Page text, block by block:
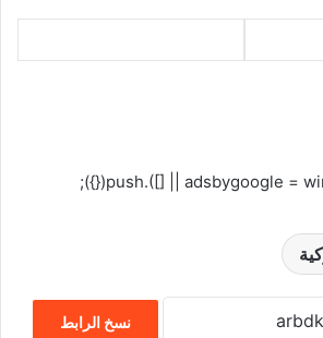
نسخ الرابط